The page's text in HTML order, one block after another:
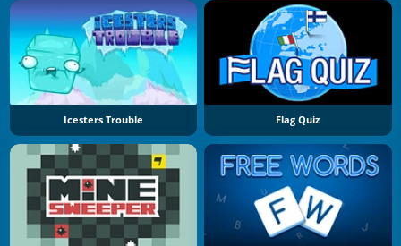
Icesters Trouble Flag Quiz